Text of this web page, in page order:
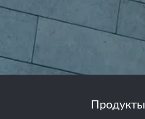
Продукты